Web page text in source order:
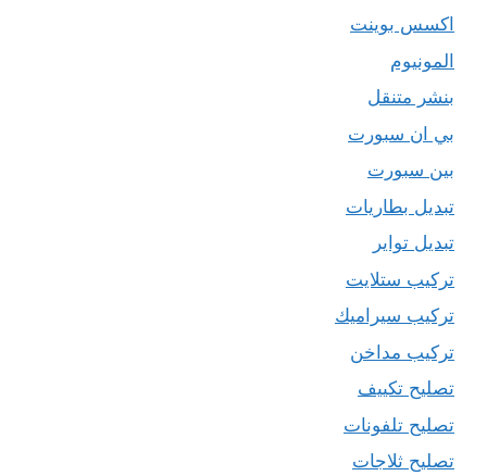
اكسس بوينت
المونيوم
بنشر متنقل
بي ان سبورت
بين سبورت
تبديل بطاريات
تبديل تواير
تركيب ستلايت
تركيب سيراميك
تركيب مداخن
تصليح تكييف
تصليح تلفونات
تصليح ثلاجات